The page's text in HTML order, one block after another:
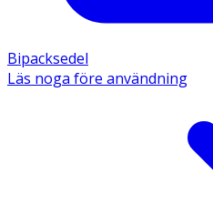
Bipacksedel
Läs noga före användning